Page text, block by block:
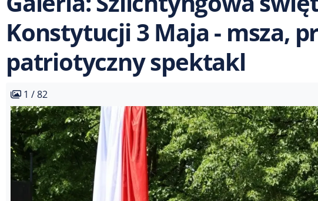
Konstytucji 3 Maja - msza,
patriotyczny spektakl
1 / 82